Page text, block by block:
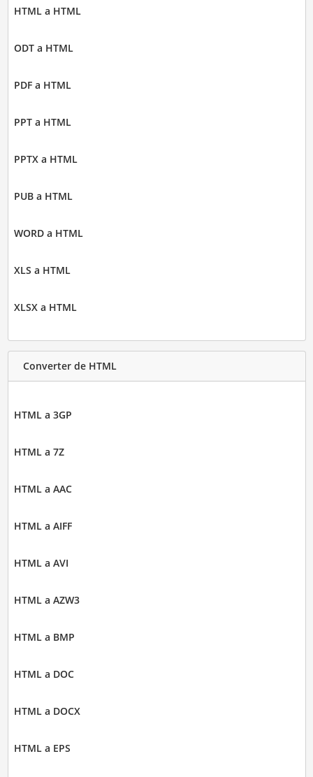
HTML a HTML
ODT a HTML
PDF a HTML
PPT a HTML
PPTX a HTML
PUB a HTML
WORD a HTML
XLS a HTML
XLSX a HTML
Converter de HTML
HTML a 3GP
HTML a 7Z
HTML a AAC
HTML a AIFF
HTML a AVI
HTML a AZW3
HTML a BMP
HTML a DOC
HTML a DOCX
HTML a EPS